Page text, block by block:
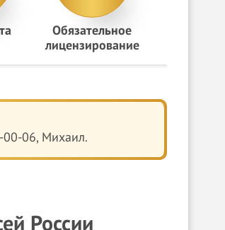
Обязательное
лицензирование
00-06, Михаил.
России